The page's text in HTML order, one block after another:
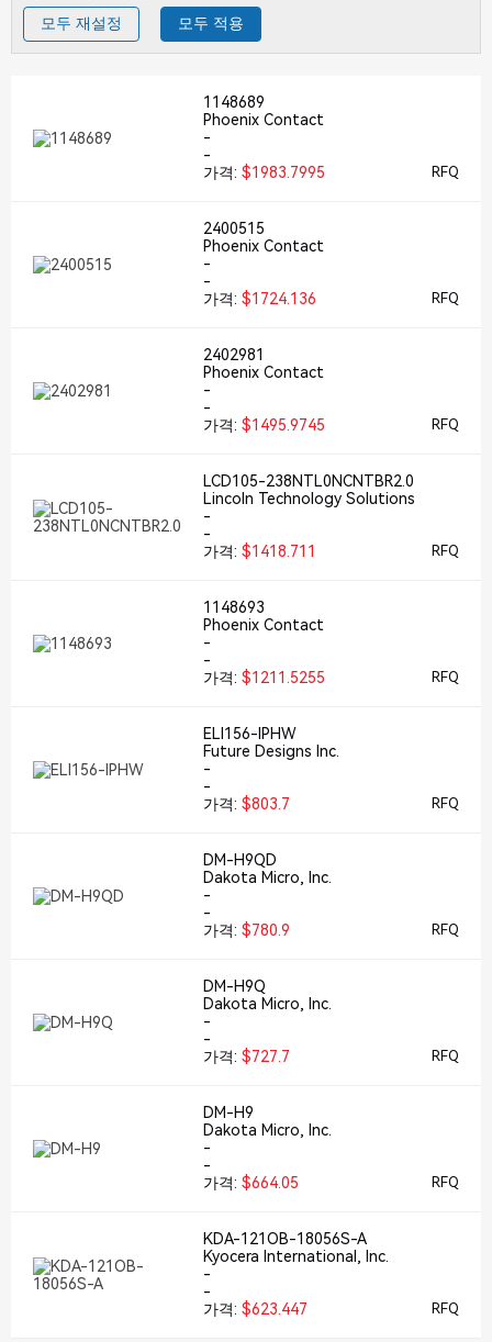
모두 재설정
모두 적용
1148689
Phoenix Contact
-
-
가격: $1983.7995 RFQ
2400515
Phoenix Contact
-
-
가격: $1724.136 RFQ
2402981
Phoenix Contact
-
-
가격: $1495.9745 RFQ
LCD105-238NTL0NCNTBR2.0
Lincoln Technology Solutions
-
-
가격: $1418.711 RFQ
1148693
Phoenix Contact
-
-
가격: $1211.5255 RFQ
ELI156-IPHW
Future Designs Inc.
-
-
가격: $803.7 RFQ
DM-H9QD
Dakota Micro, Inc.
-
-
가격: $780.9 RFQ
DM-H9Q
Dakota Micro, Inc.
-
-
가격: $727.7 RFQ
DM-H9
Dakota Micro, Inc.
-
-
가격: $664.05 RFQ
KDA-121OB-18056S-A
Kyocera International, Inc.
-
-
가격: $623.447 RFQ